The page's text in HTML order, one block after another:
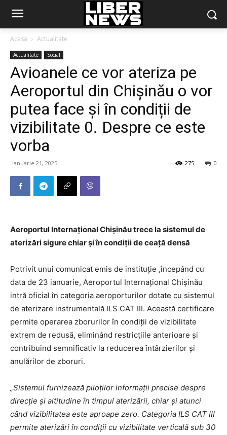
Acasă Actualitate
Actualitate Social
Avioanele ce vor ateriza pe
Aeroportul din Chișinău o vor
putea face și în condiții de
vizibilitate 0. Despre ce este
vorba
ianuarie 21, 2025 0
275
Aeroportul Internațional Chișinău trece la sistemul de
aterizări sigure chiar și în condiții de ceață densă
Potrivit unui comunicat emis de instituție ,începând cu
data de 23 ianuarie, Aeroportul Internațional Chișinău
intră oficial în categoria aeroporturilor dotate cu sistemul
de aterizare instrumentală ILS CAT III. Această certificare
permite operarea zborurilor în condiții de vizibilitate
extrem de redusă, eliminând restricțiile anterioare și
contribuind semnificativ la reducerea întârzierilor și
anulărilor de zboruri.
„Sistemul furnizează piloților informații precise despre
direcție și altitudine în timpul aterizării, chiar și atunci
când vizibilitatea este aproape zero. Categoria ILS CAT III
permite aterizări în condiții cu vizibilitate verticală sub 30